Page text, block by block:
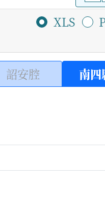
XLS
詔安腔 南四